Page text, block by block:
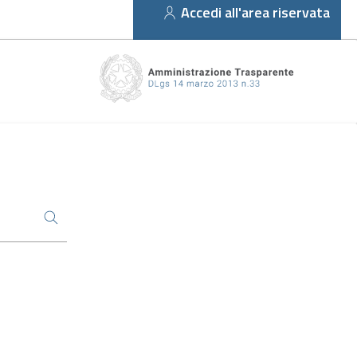
Accedi all'area riservata